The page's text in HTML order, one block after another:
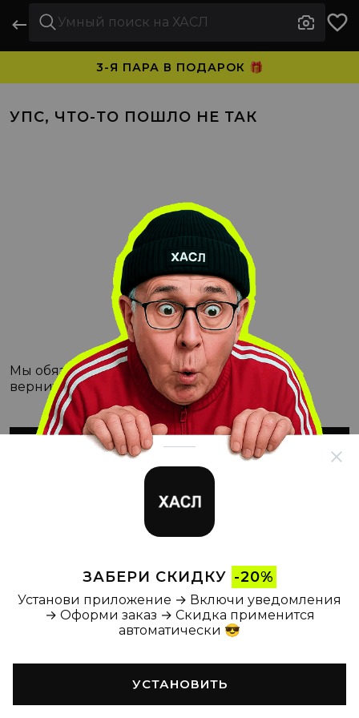
ЗАБЕРИ СКИДКУ -20%
Установи приложение → Включи уведомления
→ Оформи заказ → Скидка применится
автоматически 😎
УСТАНОВИТЬ
3-Я ПАРА В ПОДАРОК 🎁
УПС, ЧТО-ТО ПОШЛО НЕ ТАК
Мы обязательно с этим разберёмся, а пока
вернитесь на Главную
ВЕРНУТЬСЯ НА ГЛАВНУЮ
Главная Каталог Корзина Новости Профиль